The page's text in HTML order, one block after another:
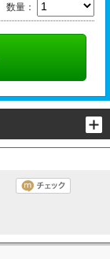
数量：